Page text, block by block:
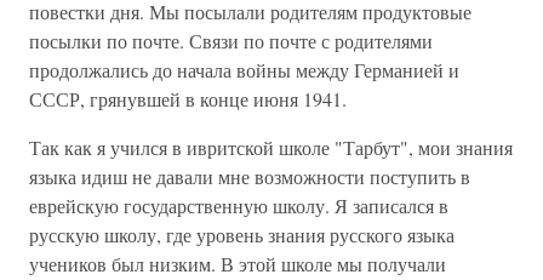
повестки дня. Мы посылали родителям продуктовые
посылки по почте. Связи по почте с родителями
продолжались до начала войны между Германией и
СССР, грянувшей в конце июня 1941.
Так как я учился в ивритской школе "Тарбут", мои знания
языка идиш не давали мне возможности поступить в
еврейскую государственную школу. Я записался в
русскую школу, где уровень знания русского языка
учеников был низким. В этой школе мы получали